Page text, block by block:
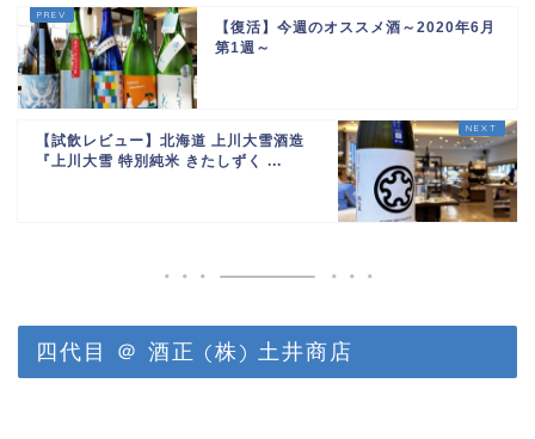
【復活】今週のオススメ酒～2020年6月
第1週～
【試飲レビュー】北海道 上川大雪酒造
『上川大雪 特別純米 きたしずく ...
四代目 ＠ 酒正 (株) 土井商店